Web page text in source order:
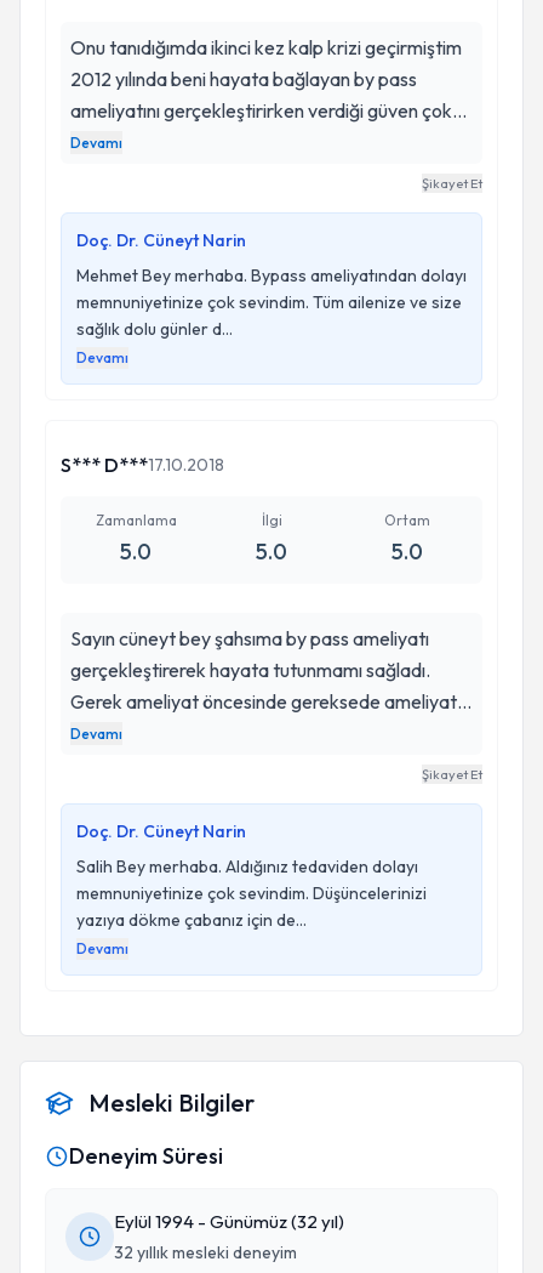
Onu tanıdığımda ikinci kez kalp krizi geçirmiştim
2012 yılında beni hayata bağlayan by pass
ameliyatını gerçekleştirirken verdiği güven çok
önemli idi 8 yıl sonra bir kez daha teşekkür
cüneyt bey iyiki sizi tanıdım.saygılar mehmet ata
yüksek
Devamı
Şikayet Et
Doç. Dr. Cüneyt Narin
Mehmet Bey merhaba. Bypass ameliyatından dolayı
memnuniyetinize çok sevindim. Tüm ailenize ve size
sağlık dolu günler d...
Devamı
S*** D***17.10.2018
Zamanlama
5.0
İlgi
5.0
Ortam
5.0
Sayın cüneyt bey şahsıma by pass ameliyatı
gerçekleştirerek hayata tutunmamı sağladı.
Gerek ameliyat öncesinde gereksede ameliyat
sonrası ilgisi ve yapmış olduğu kontroller ile hem
ameliyatımın gelişimi hemde psikolojik olarak
ailem ve şahsım olarak teşekkür ediyorum.
SALİH DURAN
Devamı
Şikayet Et
Doç. Dr. Cüneyt Narin
Salih Bey merhaba. Aldığınız tedaviden dolayı
memnuniyetinize çok sevindim. Düşüncelerinizi
yazıya dökme çabanız için de...
Devamı
Mesleki Bilgiler
Deneyim Süresi
Eylül 1994 - Günümüz (32 yıl)
32 yıllık mesleki deneyim